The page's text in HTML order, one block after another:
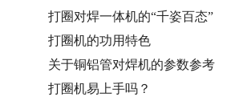
打圈对焊一体机的“千姿百态”
打圈机的功用特色
关于铜铝管对焊机的参数参考
打圈机易上手吗？